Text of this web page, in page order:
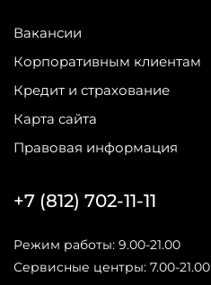
Вакансии
Корпоративным клиентам
Кредит и страхование
Карта сайта
Правовая информация
+7 (812) 702-11-11
Режим работы: 9.00-21.00
Сервисные центры: 7.00-21.00